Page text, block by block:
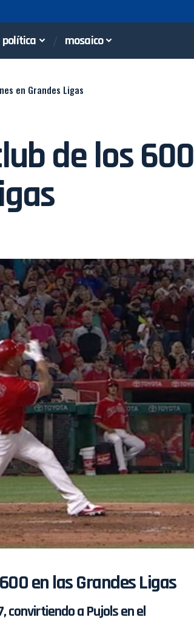
política mosaico
en Grandes Ligas
de los 600
en las Grandes Ligas
convirtiendo a Pujols en el